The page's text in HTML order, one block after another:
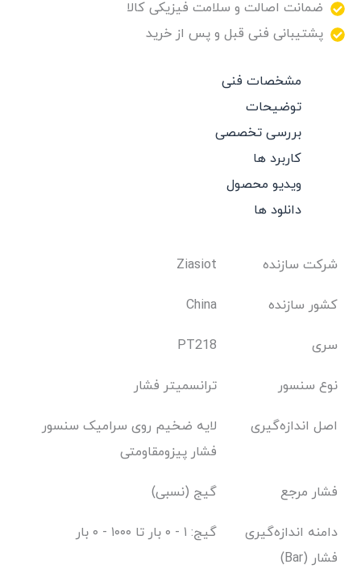
ضمانت اصالت و سلامت فیزیکی کالا
پشتیبانی فنی قبل و پس از خرید
مشخصات فنی
توضیحات
بررسی تخصصی
کاربرد ها
ویدیو محصول
دانلود ها
شرکت سازنده Ziasiot
کشور سازنده China
سری PT218
نوع سنسور ترانسمیتر فشار
اصل اندازه‌گیری
لایه ضخیم روی سرامیک سنسور
فشار پیزومقاومتی
فشار مرجع گیج (نسبی)
دامنه اندازه‌گیری
فشار (Bar)
گیج: ۱ - ۰ بار تا ۱۰۰۰ - ۰ بار